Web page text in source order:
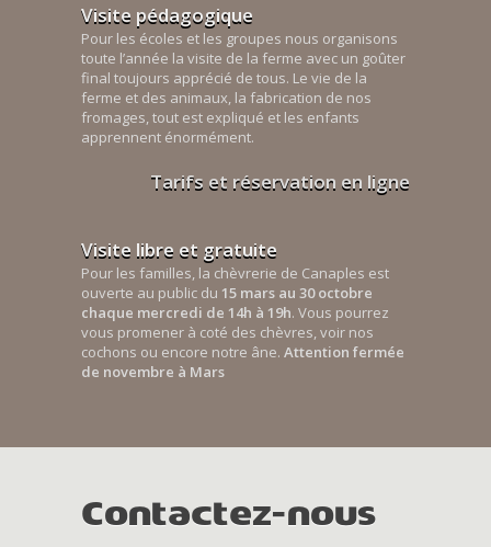
Visite pédagogique
Pour les écoles et les groupes nous organisons
toute l’année la visite de la ferme avec un goûter
final toujours apprécié de tous. Le vie de la
ferme et des animaux, la fabrication de nos
fromages, tout est expliqué et les enfants
apprennent énormément.
Tarifs et réservation en ligne
Visite libre et gratuite
Pour les familles, la chèvrerie de Canaples est
ouverte au public du 15 mars au 30 octobre
chaque mercredi de 14h à 19h. Vous pourrez
vous promener à coté des chèvres, voir nos
cochons ou encore notre âne. Attention fermée
de novembre à Mars
Contactez-nous